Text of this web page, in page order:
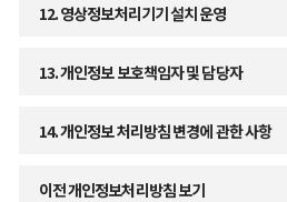
12. 영상정보처리기기 설치 운영
13. 개인정보 보호책임자 및 담당자
14. 개인정보 처리방침 변경에 관한 사항
이전 개인정보처리방침 보기